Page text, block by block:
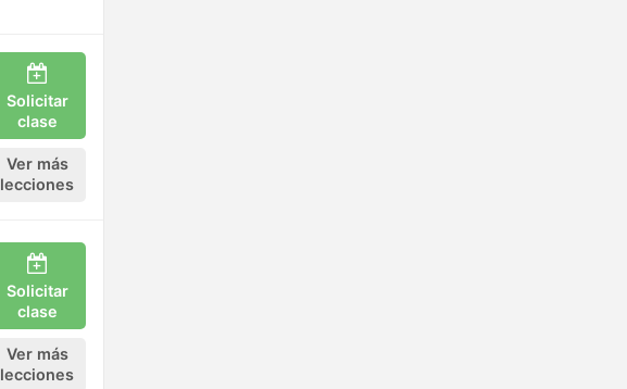
Solicitar
clase
Ver más
lecciones
Solicitar
clase
Ver más
lecciones